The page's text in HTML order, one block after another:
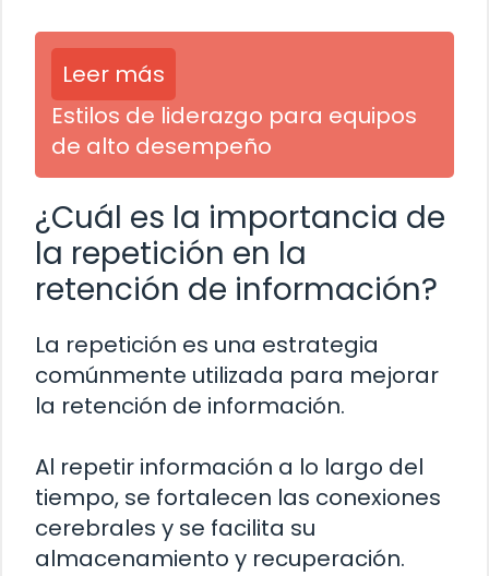
Leer más
Estilos de liderazgo para equipos
de alto desempeño
¿Cuál es la importancia de
la repetición en la
retención de información?
La repetición es una estrategia
comúnmente utilizada para mejorar
la retención de información.
Al repetir información a lo largo del
tiempo, se fortalecen las conexiones
cerebrales y se facilita su
almacenamiento y recuperación.